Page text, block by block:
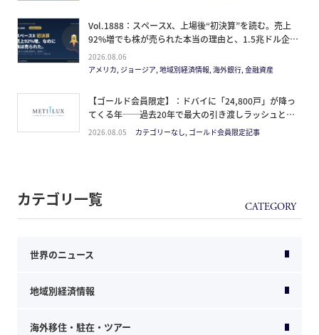
Vol.1888：スペースX、上場後“初決算”を読む。売上
92%増でも株が売られた本当の理由と、1.5兆ドル企業
の買い方。
2026.08.06
アメリカ, ジョージア, 地域別経済情報, 海外銀行, 金融資産
【ゴールド会員限定】：ドバイに「24,800戸」が降っ
てくる年──過去20年で最大の引き渡しラッシュと、
ミサイルが崩した“安全神話”。2027年の供給ピーク
2026.08.05 カテゴリーなし, ゴールド会員限定記事
カテゴリ一覧
世界のニュース
地域別経済情報
海外移住・駐在・ツアー